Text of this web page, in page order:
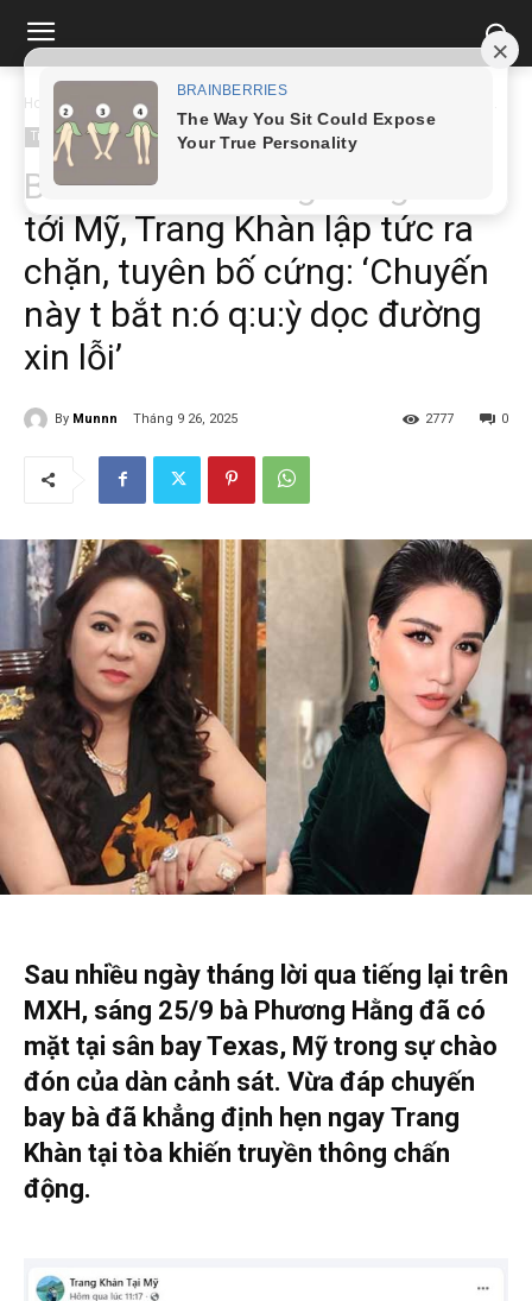
Home Tin tức Biết tin bà Phương Hằng đã tới Mỹ, Trang Khàn lập tức...
Tin tức
Biết tin bà Phương Hằng đã
tới Mỹ, Trang Khàn lập tức ra
chặn, tuyên bố cứng: ‘Chuyến
này t bắt n:ó q:u:ỳ dọc đường
xin lỗi’
By Munnn Tháng 9 26, 2025 0
2777
Sau nhiều ngày tháng lời qua tiếng lại trên
MXH, sáng 25/9 bà Phương Hằng đã có
mặt tại sân bay Texas, Mỹ trong sự chào
đón của dàn cảnh sát. Vừa đáp chuyến
bay bà đã khẳng định hẹn ngay Trang
Khàn tại tòa khiến truyền thông chấn
động.